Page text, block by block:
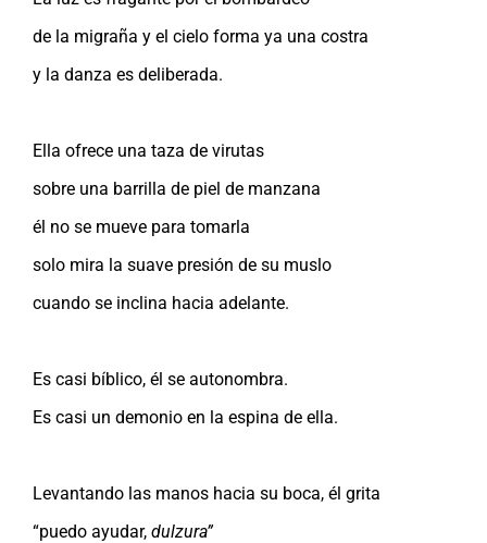
de la migraña y el cielo forma ya una costra
y la danza es deliberada.
Ella ofrece una taza de virutas
sobre una barrilla de piel de manzana
él no se mueve para tomarla
solo mira la suave presión de su muslo
cuando se inclina hacia adelante.
Es casi bíblico, él se autonombra.
Es casi un demonio en la espina de ella.
Levantando las manos hacia su boca, él grita
“puedo ayudar, dulzura”